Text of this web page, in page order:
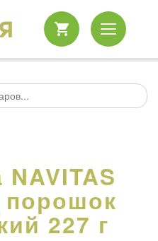
порошок
227 г